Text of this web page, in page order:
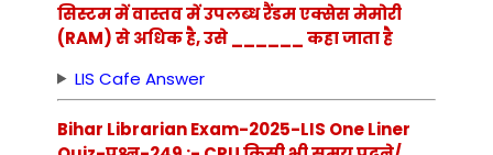
सिस्टम में वास्तव में उपलब्ध रैंडम एक्सेस मेमोरी
(RAM) से अधिक है, उसे ______ कहा जाता है
LIS Cafe Answer
Bihar Librarian Exam-2025-LIS One Liner